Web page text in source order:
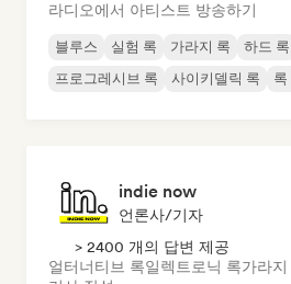
라디오에서 아티스트 방송하기
블루스 실험 록 가라지 록 하드 록
프로그레시브 록
사이키델릭 록
indie now
언론사/기자
> 2400 개의 답변 제공
얼터너티브 록일렉트로닉 록가라지